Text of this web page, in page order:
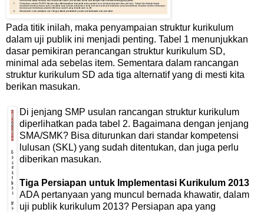
Pada titik inilah, maka penyampaian struktur kurikulum
dalam uji publik ini menjadi penting. Tabel 1 menunjukkan
dasar pemikiran perancangan struktur kurikulum SD,
minimal ada sebelas item. Sementara dalam rancangan
struktur kurikulum SD ada tiga alternatif yang di mesti kita
berikan masukan.
Di jenjang SMP usulan rancangan struktur kurikulum
diperlihatkan pada tabel 2. Bagaimana dengan jenjang
SMA/SMK? Bisa diturunkan dari standar kompetensi
lulusan (SKL) yang sudah ditentukan, dan juga perlu
diberikan masukan.
Tiga Persiapan untuk Implementasi Kurikulum 2013
ADA pertanyaan yang muncul bernada khawatir, dalam
uji publik kurikulum 2013? Persiapan apa yang